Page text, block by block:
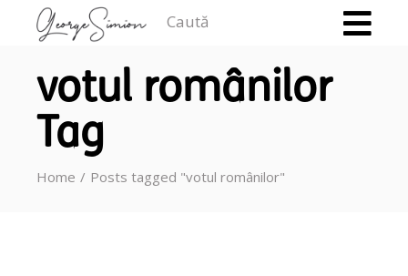
votul românilor
Tag
Home Posts tagged "votul românilor"